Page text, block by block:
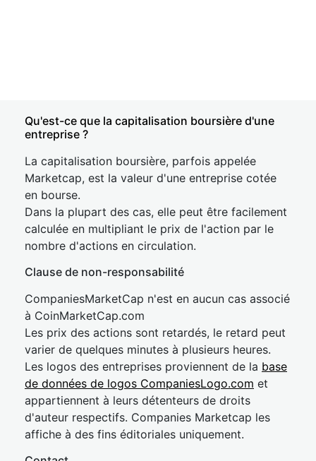
Qu'est-ce que la capitalisation boursière d'une
entreprise ?
La capitalisation boursière, parfois appelée
Marketcap, est la valeur d'une entreprise cotée
en bourse.
Dans la plupart des cas, elle peut être facilement
calculée en multipliant le prix de l'action par le
nombre d'actions en circulation.
Clause de non-responsabilité
CompaniesMarketCap n'est en aucun cas associé
à CoinMarketCap.com
Les prix des actions sont retardés, le retard peut
varier de quelques minutes à plusieurs heures.
Les logos des entreprises proviennent de la base
de données de logos CompaniesLogo.com et
appartiennent à leurs détenteurs de droits
d'auteur respectifs. Companies Marketcap les
affiche à des fins éditoriales uniquement.